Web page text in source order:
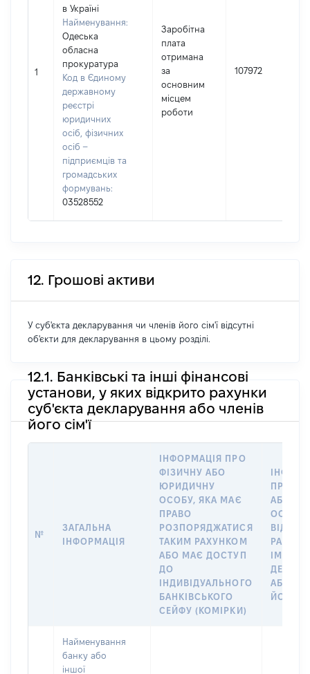
1
в Україні
Найменування:
Одеська
обласна
прокуратура
Код в Єдиному
державному
реєстрі
юридичних
осіб, фізичних
осіб –
підприємців та
громадських
формувань:
03528552
Заробітна
плата
отримана
за
основним
місцем
роботи
107972
12. Грошові активи
У суб'єкта декларування чи членів його сім'ї відсутні
об'єкти для декларування в цьому розділі.
12.1. Банківські та інші фінансові
установи, у яких відкрито рахунки
суб'єкта декларування або членів
його сім'ї
№
ЗАГАЛЬНА
ІНФОРМАЦІЯ
ІНФОРМАЦІЯ ПРО
ФІЗИЧНУ АБО
ЮРИДИЧНУ
ОСОБУ, ЯКА МАЄ
ПРАВО
РОЗПОРЯДЖАТИСЯ
ТАКИМ РАХУНКОМ
АБО МАЄ ДОСТУП
ДО
ІНДИВІДУАЛЬНОГО
БАНКІВСЬКОГО
СЕЙФУ (КОМІРКИ)
ПРО
АБО
ОСОБУ,
ІМ’Я
АБО
ЙОГО
Найменування
банку або
іншої